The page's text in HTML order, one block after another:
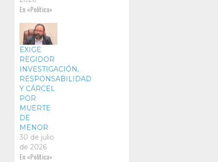
En «Política»
EXIGE
REGIDOR
INVESTIGACIÓN,
RESPONSABILIDAD
Y CÁRCEL
POR
MUERTE
DE
MENOR
30 de julio
de 2026
En «Política»